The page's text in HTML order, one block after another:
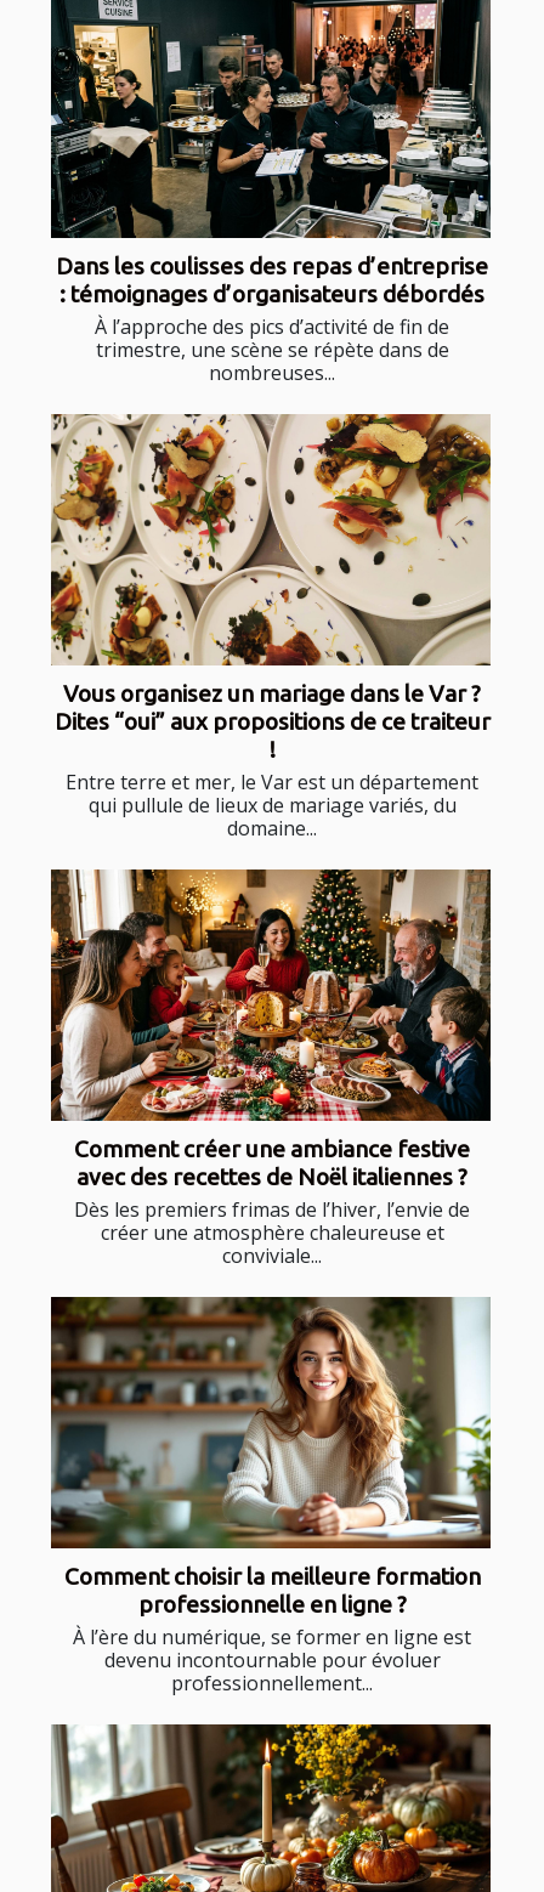
Dans les coulisses des repas d’entreprise
: témoignages d’organisateurs débordés
À l’approche des pics d’activité de fin de
trimestre, une scène se répète dans de
nombreuses...
Vous organisez un mariage dans le Var ?
Dites “oui” aux propositions de ce traiteur
!
Entre terre et mer, le Var est un département
qui pullule de lieux de mariage variés, du
domaine...
Comment créer une ambiance festive
avec des recettes de Noël italiennes ?
Dès les premiers frimas de l’hiver, l’envie de
créer une atmosphère chaleureuse et
conviviale...
Comment choisir la meilleure formation
professionnelle en ligne ?
À l’ère du numérique, se former en ligne est
devenu incontournable pour évoluer
professionnellement...